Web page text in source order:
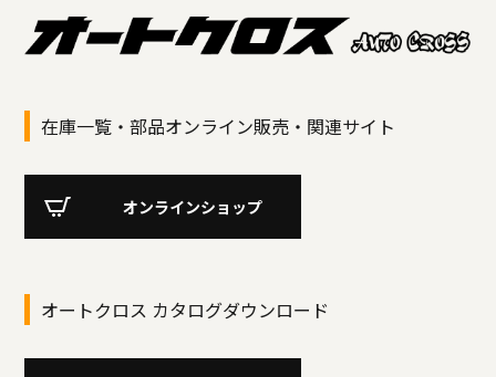
在庫一覧・部品オンライン販売・関連サイト
オンラインショップ
オートクロス カタログダウンロード